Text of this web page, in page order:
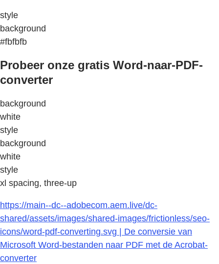
style
background
#fbfbfb
Probeer onze gratis Word-naar-PDF-
converter
background
white
style
background
white
style
xl spacing, three-up
https://main--dc--adobecom.aem.live/dc-
shared/assets/images/shared-images/frictionless/seo-
icons/word-pdf-converting.svg | De conversie van
Microsoft Word-bestanden naar PDF met de Acrobat-
converter